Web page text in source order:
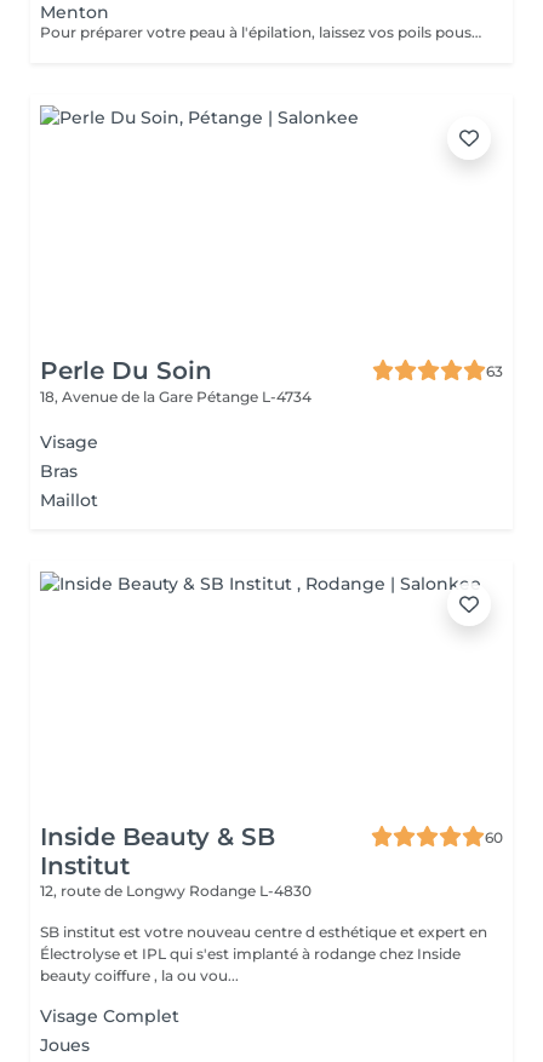
Menton
Pour préparer votre peau à l'épilation, laissez vos poils pousser pendant au moins deux semaines après le dernier rasage pour assurer une longueur adéquate. Il est également recommandé, mais non indispensable, d'effectuer un gommage doux 24 heures avant la séance pour éliminer les cellules mortes et faciliter l'extraction des poils. Le jour de l'épilation, évitez d'appliquer des crèmes ou des huiles sur la zone concernée afin d'assurer une bonne adhérence de la cire. Enfin, protégez votre peau en évitant l'exposition au soleil ou les séances de bronzage, qui pourraient la rendre plus sensible et irritable.
Perle Du Soin
63
18, Avenue de la Gare Pétange L-4734
Visage
Bras
Maillot
Inside Beauty & SB
Institut
60
12, route de Longwy Rodange L-4830
SB institut est votre nouveau centre d esthétique et expert en
Électrolyse et IPL qui s'est implanté à rodange chez Inside
beauty coiffure , la ou vou...
Visage Complet
Joues